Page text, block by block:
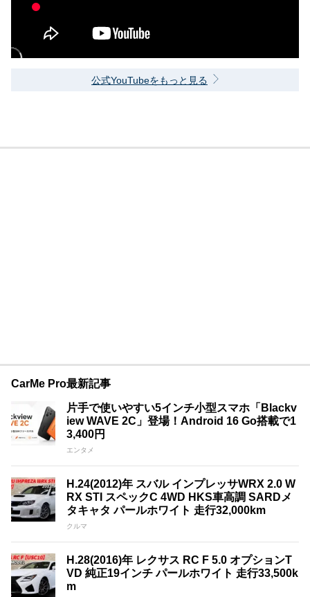
公式YouTubeをもっと見る
CarMe Pro最新記事
片手で使いやすい5インチ小型スマホ「Blackv
iew WAVE 2C」登場！Android 16 Go搭載で1
3,400円
エンタメ
H.24(2012)年 スバル インプレッサWRX 2.0 W
RX STI スペックC 4WD HKS車高調 SARDメ
タキャタ パールホワイト 走行32,000km
クルマ
H.28(2016)年 レクサス RC F 5.0 オプションT
VD 純正19インチ パールホワイト 走行33,500k
m